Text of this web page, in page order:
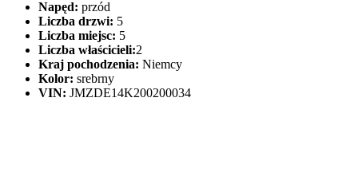
Napęd: przód
Liczba drzwi: 5
Liczba miejsc: 5
Liczba właścicieli:2
Kraj pochodzenia: Niemcy
Kolor: srebrny
VIN: JMZDE14K200200034